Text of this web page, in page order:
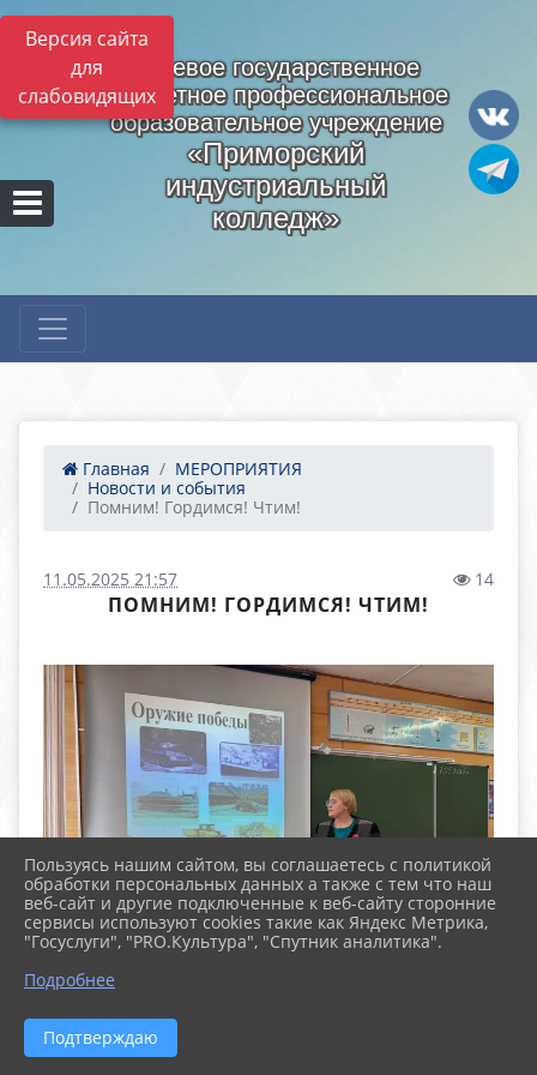
Версия сайта
для
слабовидящих
Краевое государственное
бюджетное профессиональное
образовательное учреждение
«Приморский
индустриальный
колледж»
Главная
МЕРОПРИЯТИЯ
Новости и события
Помним! Гордимся! Чтим!
11.05.2025 21:57 14
ПОМНИМ! ГОРДИМСЯ! ЧТИМ!
Пользуясь нашим сайтом, вы соглашаетесь с политикой
обработки персональных данных а также с тем что наш
веб-сайт и другие подключенные к веб-сайту сторонние
сервисы используют cookies такие как Яндекс Метрика,
"Госуслуги", "PRO.Культура", "Спутник аналитика".
Подробнее
Подтверждаю